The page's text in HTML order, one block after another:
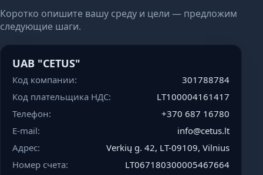
Коротко опишите вашу среду и цели — предложим
следующие шаги.
UAB "CETUS"
Код компании:
301788784
Код плательщика НДС:
LT100004161417
Телефон:
+370 687 16780
E-mail:
info@cetus.lt
Адрес:
Verkių g. 42, LT-09109, Vilnius
Номер счета:
LT067180300005467664